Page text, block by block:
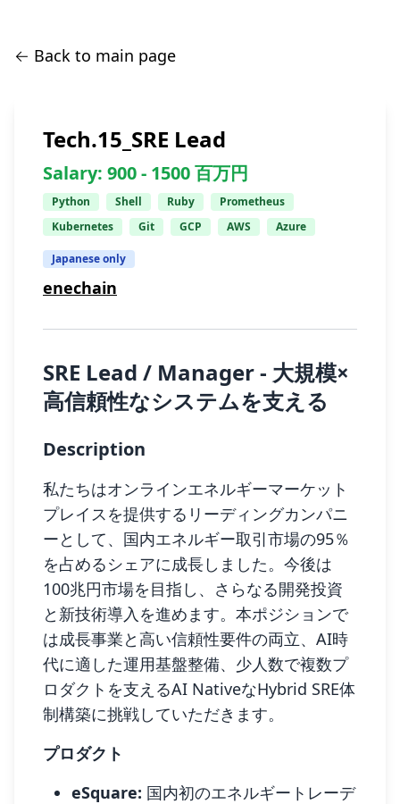
← Back to main page
Tech.15_SRE Lead
Salary: 900 - 1500百万円
Python Shell Ruby
Prometheus
Kubernetes
Git GCP AWS Azure
Japanese only
enechain
SRE Lead / Manager - 大規模×
高信頼性なシステムを支える
Description
私たちはオンラインエネルギーマーケット
プレイスを提供するリーディングカンパニ
ーとして、国内エネルギー取引市場の95％
を占めるシェアに成長しました。今後は
100兆円市場を目指し、さらなる開発投資
と新技術導入を進めます。本ポジションで
は成長事業と高い信頼性要件の両立、AI時
代に適した運用基盤整備、少人数で複数プ
ロダクトを支えるAI NativeなHybrid SRE体
制構築に挑戦していただきます。
プロダクト
eSquare: 国内初のエネルギートレーデ